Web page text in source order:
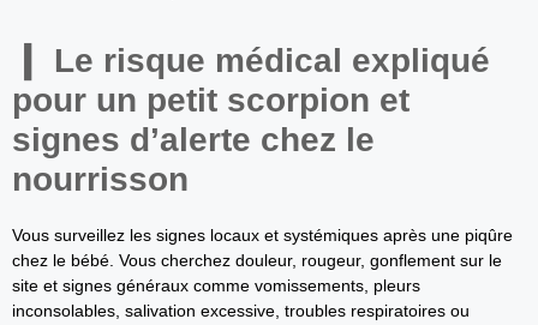
Le risque médical expliqué
pour un petit scorpion et
signes d’alerte chez le
nourrisson
Vous surveillez les signes locaux et systémiques après une piqûre
chez le bébé. Vous cherchez douleur, rougeur, gonflement sur le
site et signes généraux comme vomissements, pleurs
inconsolables, salivation excessive, troubles respiratoires ou